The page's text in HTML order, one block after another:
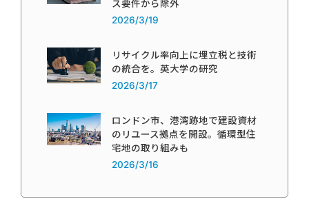
ス要件から除外
2026/3/19
リサイクル率向上に埋立税と技術
の統合を。英大学の研究
2026/3/17
ロンドン市、港湾跡地で建設資材
のリユース拠点を開設。循環型住
宅地の取り組みも
2026/3/16